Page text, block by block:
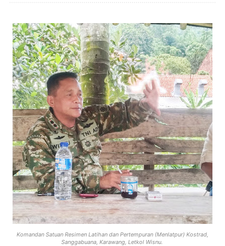
Komandan Satuan Resimen Latihan dan Pertempuran (Menlatpur) Kostrad,
Sanggabuana, Karawang, Letkol Wisnu.